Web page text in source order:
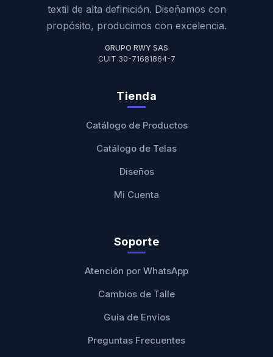
textil de alta definición. Diseñamos con
propósito, producimos con excelencia.
GRUPO RWY SAS
CUIT 30-71681864-7
Tienda
Catálogo de Productos
Catálogo de Telas
Diseños
Mi Cuenta
Soporte
Atención por WhatsApp
Cambios de Talle
Guía de Envíos
Preguntas Frecuentes